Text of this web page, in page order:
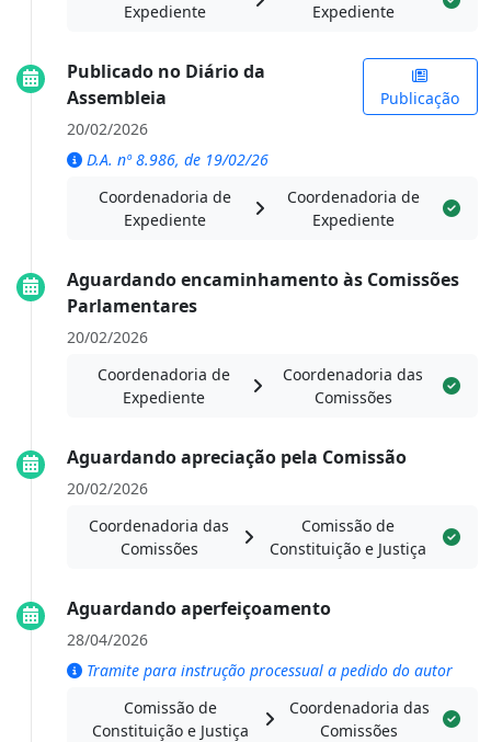
Expediente
Expediente
Publicado no Diário da
Assembleia
Publicação
20/02/2026
D.A. nº 8.986, de 19/02/26
Coordenadoria de
Expediente
Coordenadoria de
Expediente
Aguardando encaminhamento às Comissões
Parlamentares
20/02/2026
Coordenadoria de
Expediente
Coordenadoria das
Comissões
Aguardando apreciação pela Comissão
20/02/2026
Coordenadoria das
Comissões
Comissão de
Constituição e Justiça
Aguardando aperfeiçoamento
28/04/2026
Tramite para instrução processual a pedido do autor
Comissão de
Constituição e Justiça
Coordenadoria das
Comissões